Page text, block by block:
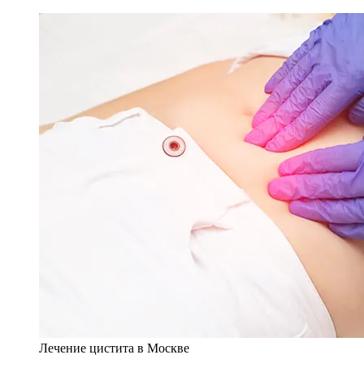
Лечение цистита в Москве